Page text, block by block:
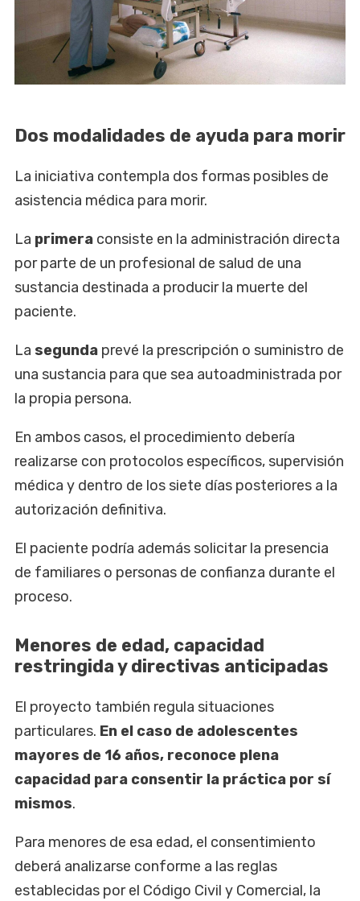
Dos modalidades de ayuda para morir
La iniciativa contempla dos formas posibles de
asistencia médica para morir.
La primera consiste en la administración directa
por parte de un profesional de salud de una
sustancia destinada a producir la muerte del
paciente.
La segunda prevé la prescripción o suministro de
una sustancia para que sea autoadministrada por
la propia persona.
En ambos casos, el procedimiento debería
realizarse con protocolos específicos, supervisión
médica y dentro de los siete días posteriores a la
autorización definitiva.
El paciente podría además solicitar la presencia
de familiares o personas de confianza durante el
proceso.
Menores de edad, capacidad
restringida y directivas anticipadas
El proyecto también regula situaciones
particulares. En el caso de adolescentes
mayores de 16 años, reconoce plena
capacidad para consentir la práctica por sí
mismos.
Para menores de esa edad, el consentimiento
deberá analizarse conforme a las reglas
establecidas por el Código Civil y Comercial, la